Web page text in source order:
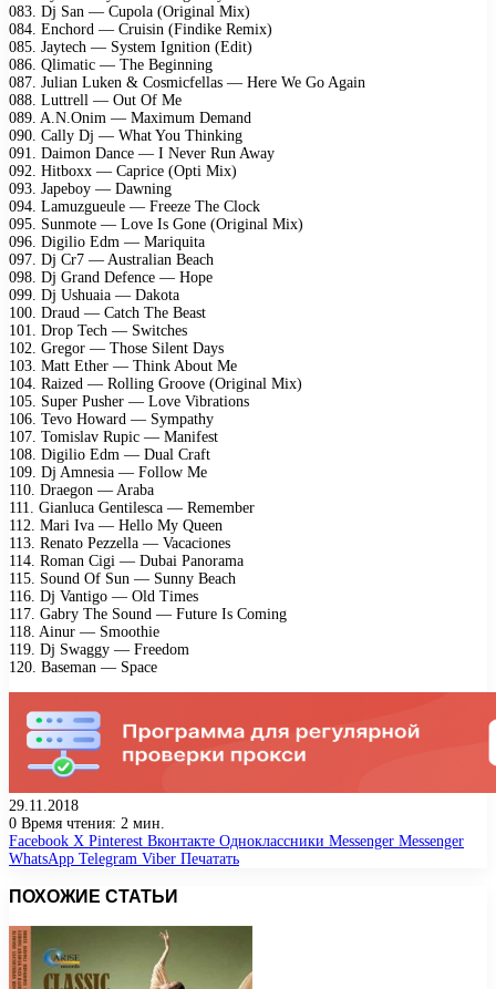
083. Dj San — Cupola (Original Mix)
084. Enchord — Cruisin (Findike Remix)
085. Jaytech — System Ignition (Edit)
086. Qlimatic — The Beginning
087. Julian Luken & Cosmicfellas — Here We Go Again
088. Luttrell — Out Of Me
089. A.N.Onim — Maximum Demand
090. Cally Dj — What You Thinking
091. Daimon Dance — I Never Run Away
092. Hitboxx — Caprice (Opti Mix)
093. Japeboy — Dawning
094. Lamuzgueule — Freeze The Clock
095. Sunmote — Love Is Gone (Original Mix)
096. Digilio Edm — Mariquita
097. Dj Cr7 — Australian Beach
098. Dj Grand Defence — Hope
099. Dj Ushuaia — Dakota
100. Draud — Catch The Beast
101. Drop Tech — Switches
102. Gregor — Those Silent Days
103. Matt Ether — Think About Me
104. Raized — Rolling Groove (Original Mix)
105. Super Pusher — Love Vibrations
106. Tevo Howard — Sympathy
107. Tomislav Rupic — Manifest
108. Digilio Edm — Dual Craft
109. Dj Amnesia — Follow Me
110. Draegon — Araba
111. Gianluca Gentilesca — Remember
112. Mari Iva — Hello My Queen
113. Renato Pezzella — Vacaciones
114. Roman Cigi — Dubai Panorama
115. Sound Of Sun — Sunny Beach
116. Dj Vantigo — Old Times
117. Gabry The Sound — Future Is Coming
118. Ainur — Smoothie
119. Dj Swaggy — Freedom
120. Baseman — Space
29.11.2018
0 Время чтения: 2 мин.
Facebook X Pinterest Вконтакте Одноклассники Messenger Messenger
WhatsApp Telegram Viber Печатать
ПОХОЖИЕ СТАТЬИ